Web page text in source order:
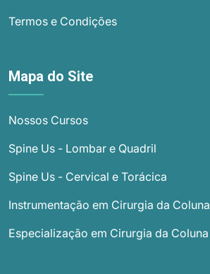
Termos e Condições
Mapa do Site
Nossos Cursos
Spine Us - Lombar e Quadril
Spine Us - Cervical e Torácica
Instrumentação em Cirurgia da Coluna
Especialização em Cirurgia da Coluna